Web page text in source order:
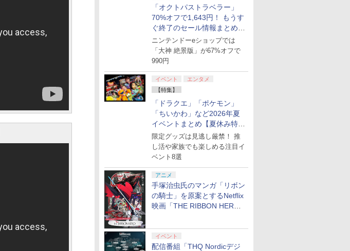
「オクトパストラベラー」
70%オフで1,643円！ もうす
ぐ終了のセール情報まとめ
【8月8日更新】
ニンテンドーeショップでは
「大神 絶景版」が67%オフで
990円
イベント
エンタメ
【特集】
「ドラクエ」「ポケモン」
「ちいかわ」など2026年夏
イベントまとめ【夏休み特
集】
限定グッズは見逃し厳禁！ 推
し活や家族でも楽しめる注目イ
ベント8選
アニメ
手塚治虫氏のマンガ「リボン
の騎士」を原案とするNetflix
映画「THE RIBBON HERO
イベント
配信番組「THQ Nordicデジ